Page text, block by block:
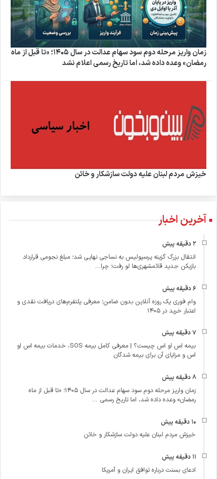
زمان واریز مرحله دوم سود سهام عدالت در سال ۱۴۰۵؛ «تا قبل از ماه
رمضان» وعده داده شد، اما تاریخ رسمی اعلام نشد
خیزش مردم لبنان علیه دولت سازشکار و خائن
آخرین اخبار
انتقال بزرگ گزینه پرسپولیس به نساجی نهایی شد؛ مبلغ نجومی قرارداد
بازیکن جدید قائمشهری‌ها لو رفت؛ چرا...
وام فوری یک روزه آنلاین بدون ضامن؛ معرفی پلتفرم‌های دریافت نقدی و
اعتبار خرید در ۱۴۰۵
بیمه اس او اس چیست؟ | معرفی کامل بیمه SOS، خدمات بیمه اس او
اس و مزایای آن برای بیمه شدگان
زمان واریز مرحله دوم سود سهام عدالت در سال ۱۴۰۵؛ «تا قبل از ماه
رمضان» وعده داده شد، اما تاریخ رسمی ...
خیزش مردم لبنان علیه دولت سازشکار و خائن
ادعای بسنت درباره توافق ایران و آمریکا